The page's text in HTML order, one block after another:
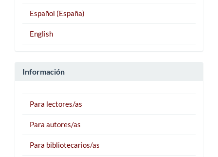
Español (España)
English
Información
Para lectores/as
Para autores/as
Para bibliotecarios/as